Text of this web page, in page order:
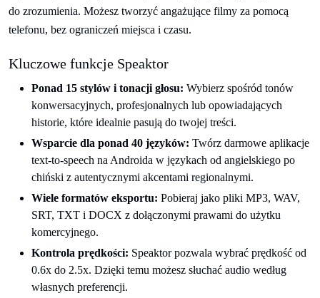
do zrozumienia. Możesz tworzyć angażujące filmy za pomocą
telefonu, bez ograniczeń miejsca i czasu.
Kluczowe funkcje Speaktor
Ponad 15 stylów i tonacji głosu: Wybierz spośród tonów
konwersacyjnych, profesjonalnych lub opowiadających
historie, które idealnie pasują do twojej treści.
Wsparcie dla ponad 40 języków: Twórz darmowe aplikacje
text-to-speech na Androida w językach od angielskiego po
chiński z autentycznymi akcentami regionalnymi.
Wiele formatów eksportu: Pobieraj jako pliki MP3, WAV,
SRT, TXT i DOCX z dołączonymi prawami do użytku
komercyjnego.
Kontrola prędkości: Speaktor pozwala wybrać prędkość od
0.6x do 2.5x. Dzięki temu możesz słuchać audio według
własnych preferencji.